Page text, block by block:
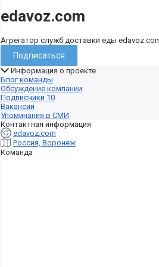
edavoz.com
Агрегатор служб доставки еды
Подписаться
Информация о проекте
Блог команды
Обсуждение компании
Подписчики 10
Вакансии
Упоминания в СМИ
Контактная информация
edavoz.com
Россия, Воронеж
Команда